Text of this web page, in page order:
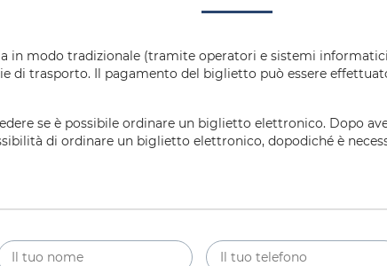
in modo tradizionale (tramite operatori e sistemi
di trasporto. Il pagamento del biglietto può essere
se è possibile ordinare un biglietto elettronico. Dopo
di ordinare un biglietto elettronico, dopodiché è